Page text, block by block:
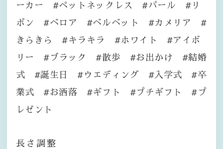
ーカー #ペットネックレス #パール #リ
ボン #ベロア #ベルベット #カメリア #
きらきら #キラキラ #ホワイト #アイボ
リー #ブラック #散歩 #お出かけ #結婚
式 #誕生日 #ウエディング #入学式 #卒
業式 #お洒落 #ギフト #プチギフト #プ
レゼント
長さ調整